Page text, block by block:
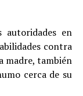
en
contra
madre, también
cerca de su